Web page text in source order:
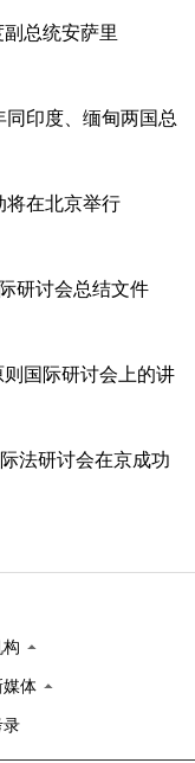
总统安萨里
印度、缅甸两国总
将在北京举行
研讨会总结文件
国际研讨会上的讲
法研讨会在京成功
体
录